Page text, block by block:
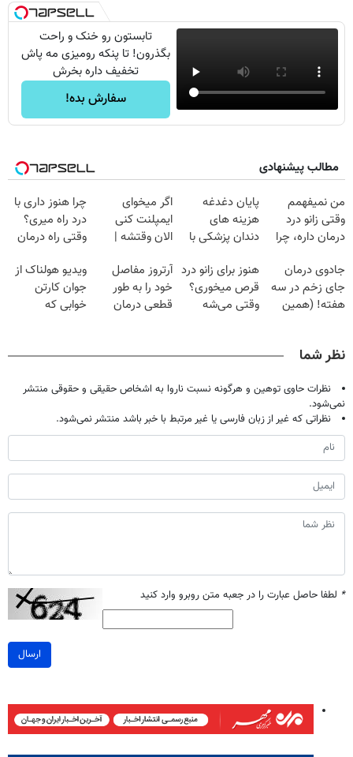
تابستون رو خنک و راحت
بگذرون! تا پنکه رومیزی مه پاش
تخفیف داره بخرش
سفارش بده!
مطالب پیشنهادی
من نمیفهمم
وقتی زانو درد
درمان داره، چرا
تحمل میکنی؟❗
پایان دغدغه
هزینه های
دندان پزشکی با
خانگی
اگر میخوای
ایمپلنت کنی
الان وقتشه |
میلیون تومان!!!
چرا هنوز داری با
درد راه میری؟
وقتی راه درمان
جادوی درمان
جای زخم در سه
هفته! (همین
هنوز برای زانو درد
قرص میخوری؟
وقتی می‌شه
آرتروز مفاصل
خود را به طور
قطعی درمان
ویدیو هولناک از
جوان کارتن
خوابی که
نظر شما
نظرات حاوی توهین و هرگونه نسبت ناروا به اشخاص حقیقی و حقوقی منتشر
نمی‌شود.
نظراتی که غیر از زبان فارسی یا غیر مرتبط با خبر باشد منتشر نمی‌شود.
* لطفا حاصل عبارت را در جعبه متن روبرو وارد کنید
ارسال